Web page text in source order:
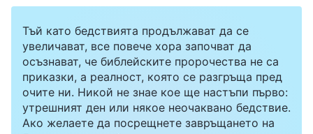
Тъй като бедствията продължават да се
увеличават, все повече хора започват да
осъзнават, че библейските пророчества не са
приказки, а реалност, която се разгръща пред
очите ни. Никой не знае кое ще настъпи първо:
утрешният ден или някое неочаквано бедствие.
Ако желаете да посрещнете завръщането на